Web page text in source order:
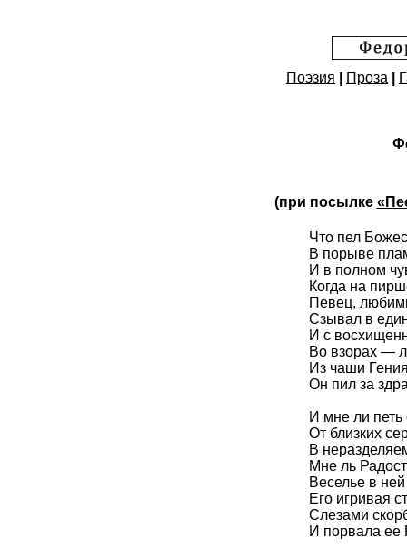
Поэзия Проза
(при посылке
Что пел
В порыве
И в полном
Когда на
Певец,
Сзывал в
И с
Во взорах —
Из чаши
Он пил за
И мне ли
От близких
В
Мне ль
Веселье в
Его игривая
Слезами
И порвала ее